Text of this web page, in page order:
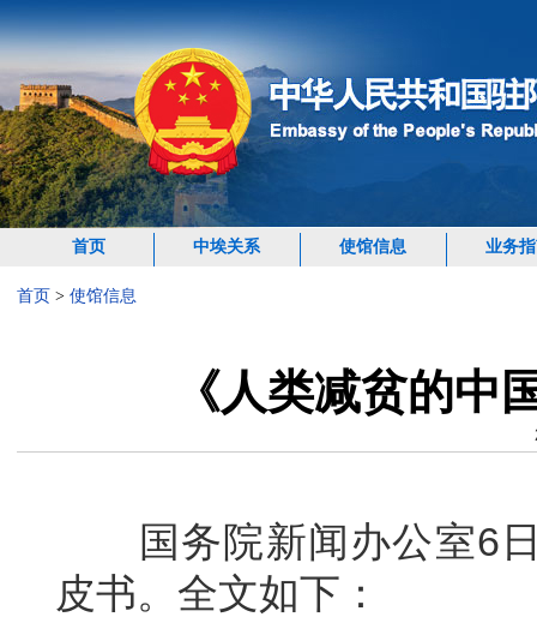
首页 中埃关系 使馆信息 业务
首页 > 使馆信息
《人类减贫的中
国务院新闻办公室6
皮书。全文如下：